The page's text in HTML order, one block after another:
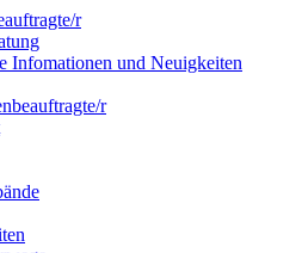
r
Infomationen und Neuigkeiten
r